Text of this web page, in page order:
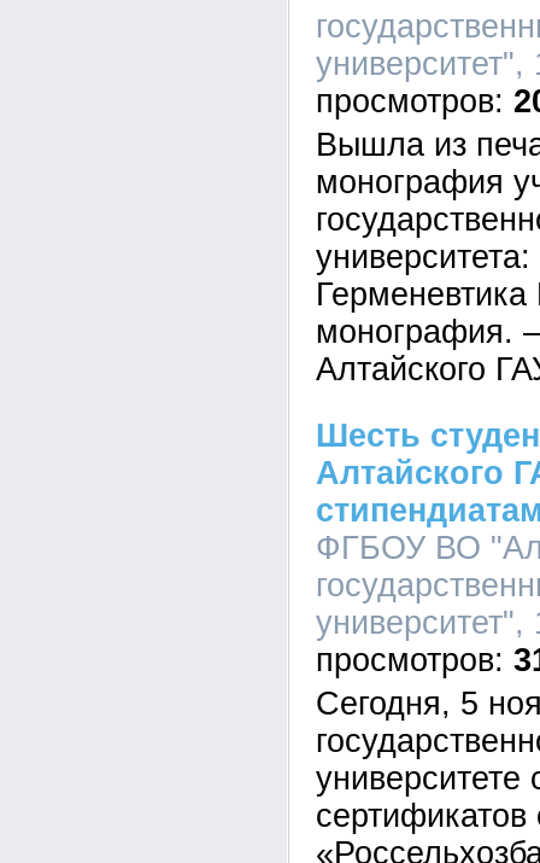
Вышла из
монография
монография.
Алтайского
Шесть
Алтайского
ФГБОУ ВО
Сегодня, 5
университете